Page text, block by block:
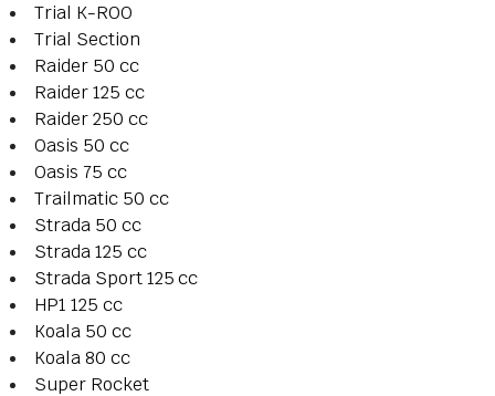
Trial K-ROO
Trial Section
Raider 50 cc
Raider 125 cc
Raider 250 cc
Oasis 50 cc
Oasis 75 cc
Trailmatic 50 cc
Strada 50 cc
Strada 125 cc
Strada Sport 125 cc
HP1 125 cc
Koala 50 cc
Koala 80 cc
Super Rocket